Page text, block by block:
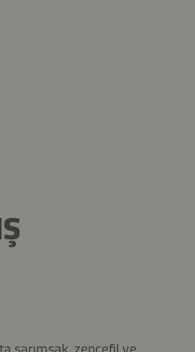
sarımsak, zencefil ve